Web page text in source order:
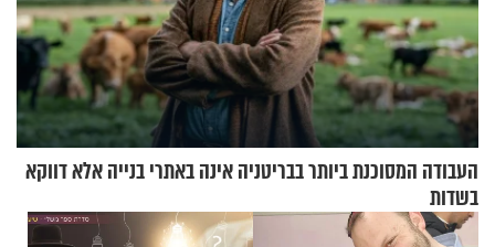
העבודה המסוכנת ביותר בבריטניה אינה באתרי בנייה אלא דווקא
בשדות